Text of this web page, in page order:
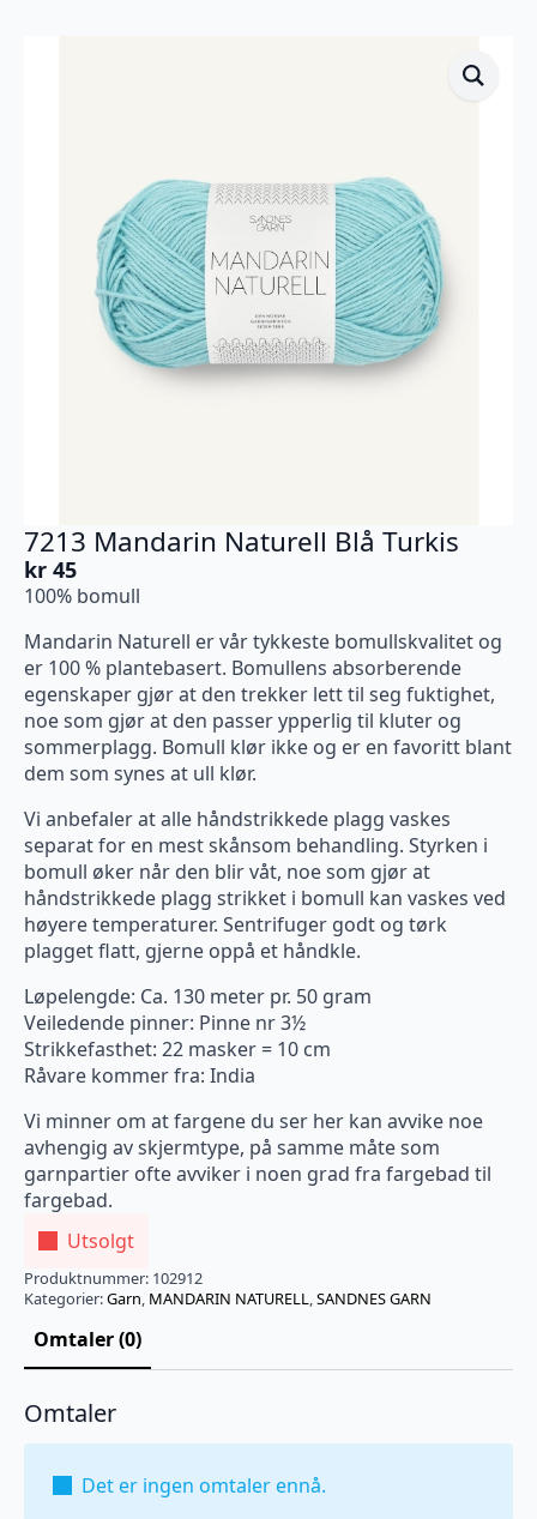
7213 Mandarin Naturell Blå Turkis
kr 45
100% bomull
Mandarin Naturell er vår tykkeste bomullskvalitet og
er 100 % plantebasert. Bomullens absorberende
egenskaper gjør at den trekker lett til seg fuktighet,
noe som gjør at den passer ypperlig til kluter og
sommerplagg. Bomull klør ikke og er en favoritt blant
dem som synes at ull klør.
Vi anbefaler at alle håndstrikkede plagg vaskes
separat for en mest skånsom behandling. Styrken i
bomull øker når den blir våt, noe som gjør at
håndstrikkede plagg strikket i bomull kan vaskes ved
høyere temperaturer. Sentrifuger godt og tørk
plagget flatt, gjerne oppå et håndkle.
Løpelengde: Ca. 130 meter pr. 50 gram
Veiledende pinner: Pinne nr 3½
Strikkefasthet: 22 masker = 10 cm
Råvare kommer fra: India
Vi minner om at fargene du ser her kan avvike noe
avhengig av skjermtype, på samme måte som
garnpartier ofte avviker i noen grad fra fargebad til
fargebad.
Utsolgt
Produktnummer: 102912
Kategorier:Garn, MANDARIN NATURELL,SANDNES GARN
Omtaler (0)
Omtaler
Det er ingen omtaler ennå.